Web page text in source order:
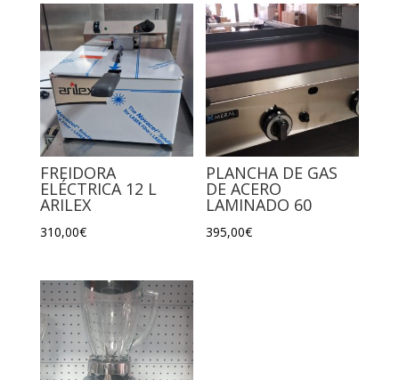
FREIDORA
ELÉCTRICA 12 L
ARILEX
310,00€
PLANCHA DE GAS
DE ACERO
LAMINADO 60
395,00€